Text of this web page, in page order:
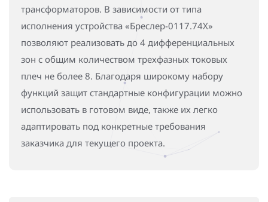
трансформаторов. В зависимости от типа
исполнения устройства «Бреслер-0117.74X»
позволяют реализовать до 4 дифференциальных
зон с общим количеством трехфазных токовых
плеч не более 8. Благодаря широкому набору
функций защит стандартные конфигурации можно
использовать в готовом виде, также их легко
адаптировать под конкретные требования
заказчика для текущего проекта.